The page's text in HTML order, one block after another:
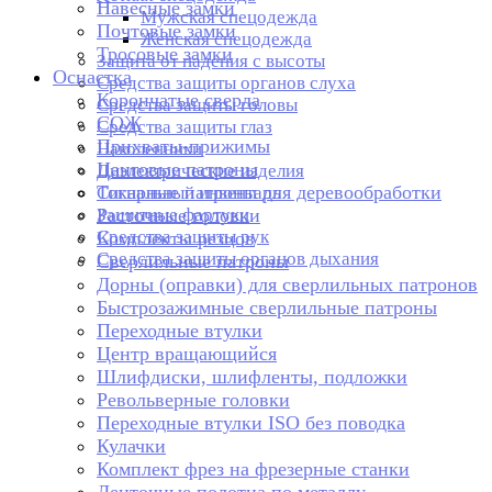
Мужская спецодежда
Женская спецодежда
Защита от падения с высоты
Средства защиты органов слуха
Средства защиты головы
Средства защиты глаз
Наколенники
Диэлектрические изделия
Сигнальный инвентарь
Защитные фартуки
Средства защиты рук
Средства защиты органов дыхания
Навесные замки
Почтовые замки
Тросовые замки
Оснастка
Корончатые сверла
СОЖ
Прихваты-прижимы
Цанговые патроны
Токарные патроны для деревообработки
Расточные головки
Комплекты резцов
Сверлильные патроны
Дорны (оправки) для сверлильных патронов
Быстрозажимные сверлильные патроны
Переходные втулки
Центр вращающийся
Шлифдиски, шлифленты, подложки
Револьверные головки
Переходные втулки ISO без поводка
Кулачки
Комплект фрез на фрезерные станки